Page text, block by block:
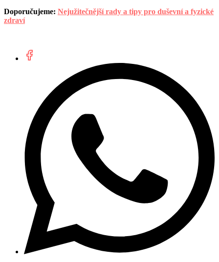
Doporučujeme: Nejužitečnější rady a tipy pro duševní a fyzické
zdraví